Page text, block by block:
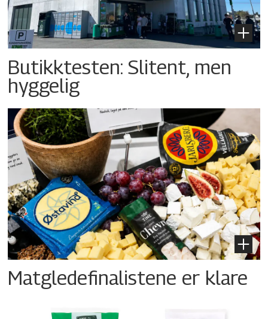
Butikktesten: Slitent, men
hyggelig
Matgledefinalistene er klare